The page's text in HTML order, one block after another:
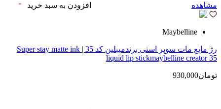
مشاهده افزودن به سبد خرید
Maybelline
رژ مایع مات سوپر استی‌ برندمیبلین کد 35 | Super stay matte ink
liquid lip stickmaybelline creator 35
تومان930,000